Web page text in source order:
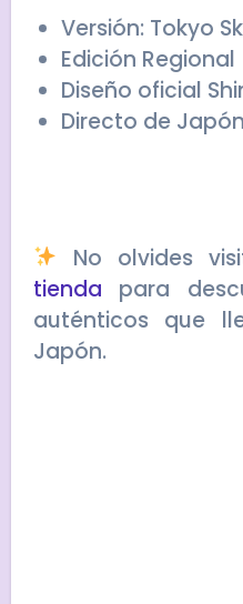
Versión: Tokyo
Edición Regional
Diseño oficial
Directo de Japón
No olvides
tienda para
auténticos que
Japón.